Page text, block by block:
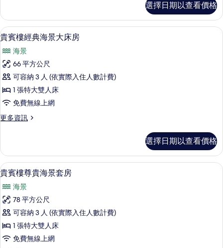
大
床
房
的
所
有
相
片
樓
豪
華
海
景
大
床
房
的
詳
情
選擇日期以查看價格
顯
示
貴
賓
樓
經
海
大
床
房
的
所
有
相
片
貴賓樓經典海景大床房 | 迷你吧、客
3
貴賓樓經典海景大床房
海景
66 平方公尺
可容納 3 人 (依實際入住人數計費)
1 張特大雙人床
免費無線上網
更多資訊
更
樓
經
典
海
景
大
床
房
的
詳
情
選擇日期以查看價格
顯
示
貴
賓
樓
尊
貴賓樓尊貴海景套房 | 迷你吧、客房
5
貴賓樓尊貴海景套房
海景
78 平方公尺
可容納 3 人 (依實際入住人數計費)
1 張特大雙人床
免費無線上網